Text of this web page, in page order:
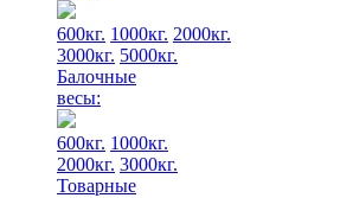
600кг. 1000кг. 2000кг.
3000кг. 5000кг.
Балочные
весы:
600кг. 1000кг.
2000кг. 3000кг.
Товарные